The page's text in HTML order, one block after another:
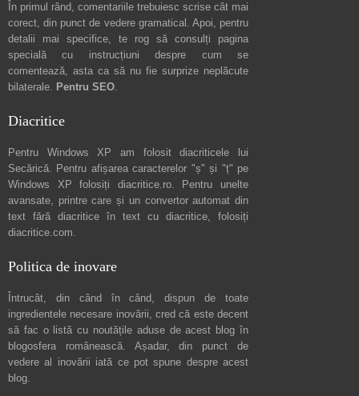
În primul rând, comentariile trebuiesc scrise cât mai
corect, din punct de vedere gramatical. Apoi, pentru
detalii mai specifice, te rog să consulți pagina
specială cu instrucțiuni despre cum se
comentează, asta ca să nu fie surprize neplăcute
bilaterale. Pentru SEO.
Diacritice
Pentru Windows XP am folosit diacriticele lui
Secărică. Pentru afișarea caracterelor "ș" și "ț" pe
Windows XP folosiți diacritice.ro. Pentru unelte
avansate, printre care și un convertor automat din
text fără diacritice în text cu diacritice, folosiți
diacritice.com.
Politica de inovare
Întrucât, din când în când, dispun de toate
ingredientele necesare inovării, cred că este decent
să fac o listă cu noutățile aduse de acest blog în
blogosfera românească. Așadar, din punct de
vedere al inovării iată ce pot spune despre acest
blog.